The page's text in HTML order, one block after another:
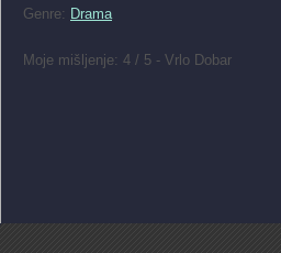
Genre: Drama
Moje mišljenje: 4 / 5 - Vrlo Dobar